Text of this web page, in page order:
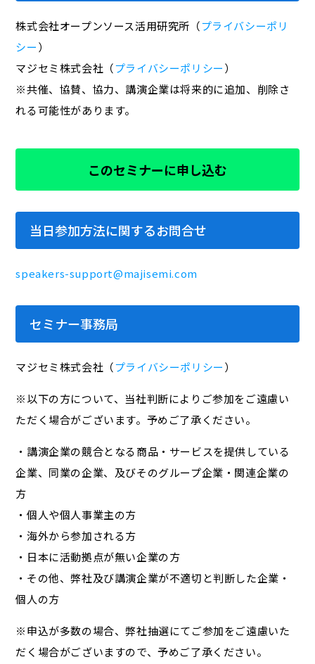
株式会社オープンソース活用研究所（プライバシーポリ
シー）
マジセミ株式会社（プライバシーポリシー）
※共催、協賛、協力、講演企業は将来的に追加、削除さ
れる可能性があります。
このセミナーに申し込む
当日参加方法に関するお問合せ
speakers-support@majisemi.com
セミナー事務局
マジセミ株式会社（プライバシーポリシー）
※以下の方について、当社判断によりご参加をご遠慮い
ただく場合がございます。予めご了承ください。
・講演企業の競合となる商品・サービスを提供している
企業、同業の企業、及びそのグループ企業・関連企業の
方
・個人や個人事業主の方
・海外から参加される方
・日本に活動拠点が無い企業の方
・その他、弊社及び講演企業が不適切と判断した企業・
個人の方
※申込が多数の場合、弊社抽選にてご参加をご遠慮いた
だく場合がございますので、予めご了承ください。